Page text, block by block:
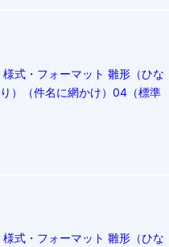
式・フォーマット 雛形（ひな
）（件名に網かけ）04（標準
式・フォーマット 雛形（ひな